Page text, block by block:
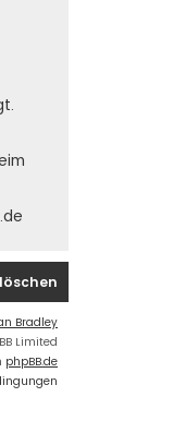
Bradley
Limited
phpBB.de